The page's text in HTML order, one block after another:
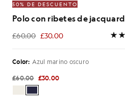
50% DE DESCUENTO
Polo con ribetes de jacquard
£60.00 £30.00
£30.00
Color: Azul marino oscuro
£60.00 £30.00